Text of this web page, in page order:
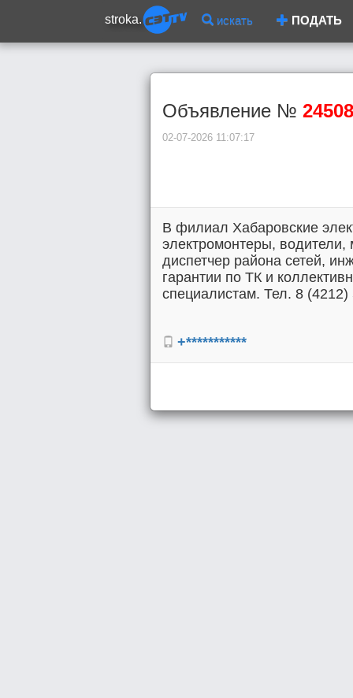
stroka. искать ПОДАТЬ
Объявление № 24508
02-07-2026 11:07:17
В филиал Хабаровские
электромонтеры,
диспетчер района сетей,
гарантии по ТК и
специалистам. Тел. 8 (4212)
+***********